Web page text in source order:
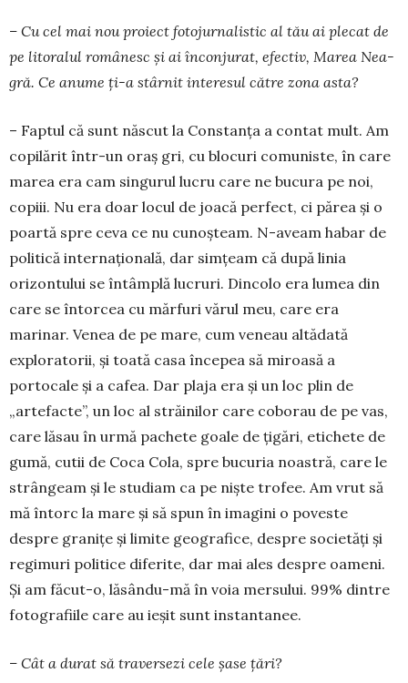
– Cu cel mai nou proiect fotojurnalistic al tău ai plecat de
pe litoralul românesc și ai înconjurat, efectiv, Marea Nea­
gră. Ce anume ți-a stârnit interesul către zona asta?
– Faptul că sunt născut la Constanța a contat mult. Am
copilărit într-un oraș gri, cu blocuri comuniste, în care
marea era cam singurul lucru care ne bucura pe noi,
copiii. Nu era doar locul de joacă perfect, ci părea și o
poartă spre ceva ce nu cunoșteam. N-aveam habar de
politică internațională, dar simțeam că după linia
orizontului se întâmplă lucruri. Dincolo era lumea din
care se întorcea cu mărfuri vărul meu, care era
marinar. Venea de pe mare, cum veneau altădată
exploratorii, și toată casa începea să miroasă a
portocale și a cafea. Dar plaja era și un loc plin de
„artefacte”, un loc al străinilor care coborau de pe vas,
care lăsau în urmă pachete goale de țigări, etichete de
gumă, cutii de Coca Cola, spre bucuria noastră, care le
strângeam și le studiam ca pe niște trofee. Am vrut să
mă întorc la mare și să spun în imagini o poveste
despre granițe și limite geografice, despre societăți și
regimuri politice diferite, dar mai ales despre oameni.
Și am făcut-o, lăsându-mă în voia mersului. 99% dintre
fotografiile care au ieșit sunt instantanee.
– Cât a durat să traversezi cele șase țări?